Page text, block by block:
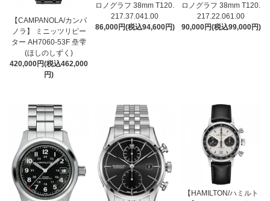
【CAMPANOLA/カンパ
ノラ】 ミニッツリピー
ター AH7060-53F 皨雫
(ほしのしずく)
420,000円(税込462,000
円)
ロノグラフ 38mm T120.
217.37.041.00
86,000円(税込94,600円)
ロノグラフ 38mm T120.
217.22.061.00
90,000円(税込99,000円)
【HAMILTON/ハミルト